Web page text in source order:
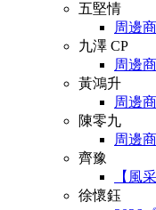
五堅情
周邊
九澤 CP
周邊
黃鴻升
周邊
陳零九
周邊
齊豫
【風
徐懷鈺